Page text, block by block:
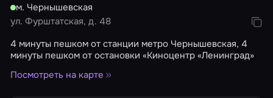
м. Чернышевская
ул. Фурштатская, д. 48
4 минуты пешком от станции метро Чернышевская, 4
минуты пешком от остановки «Киноцентр «Ленинград»
Посмотреть на карте